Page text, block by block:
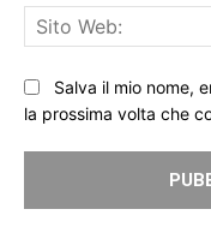
Salva il mio nome,
la prossima volta che